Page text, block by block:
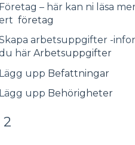
Företag – här kan ni läsa
företag
arbetsuppgifter -
här Arbetsuppgifter
Lägg upp Befattningar
Lägg upp Behörigheter